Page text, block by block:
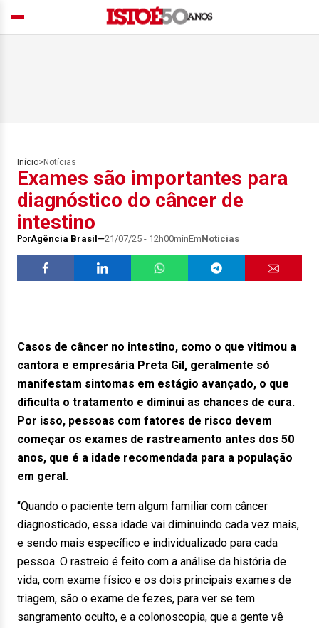
Início> Notícias
Exames são importantes para
diagnóstico do câncer de
intestino
PorAgência Brasil 21/07/25 - 12h00minEmNotícias
Casos de câncer no intestino, como o que vitimou a
cantora e empresária Preta Gil, geralmente só
manifestam sintomas em estágio avançado, o que
dificulta o tratamento e diminui as chances de cura.
Por isso, pessoas com fatores de risco devem
começar os exames de rastreamento antes dos 50
anos, que é a idade recomendada para a população
em geral.
“Quando o paciente tem algum familiar com câncer
diagnosticado, essa idade vai diminuindo cada vez mais,
e sendo mais específico e individualizado para cada
pessoa. O rastreio é feito com a análise da história de
vida, com exame físico e os dois principais exames de
triagem, são o exame de fezes, para ver se tem
sangramento oculto, e a colonoscopia, que a gente vê